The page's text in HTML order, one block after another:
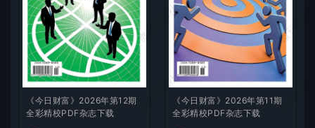
《今日财富》2026年第12期
全彩精校PDF杂志下载
《今日财富》2026年第11期
全彩精校PDF杂志下载
微刊杂志社
微刊杂
微刊杂志社
微刊杂